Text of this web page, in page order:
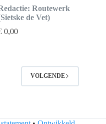
Routewerk
de Vet)
0,00
VOLGENDE